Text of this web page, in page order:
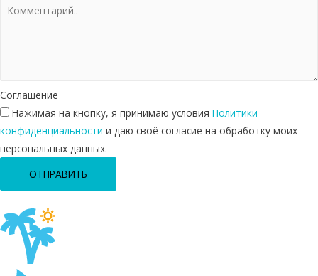
Соглашение
Нажимая на кнопку, я принимаю условия Политики
конфиденциальности и даю своё согласие на обработку моих
персональных данных.
ОТПРАВИТЬ